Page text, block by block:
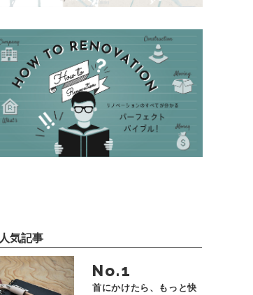
人気記事
No.
首にかけたら、もっと快